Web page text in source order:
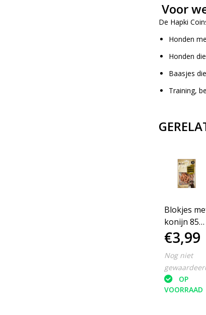
Voor
De Hapki
Honden
Honden
Baasjes
Training,
Blokjes
konijn 85
gram
€3,99
Nog niet
OP
VOORRAAD